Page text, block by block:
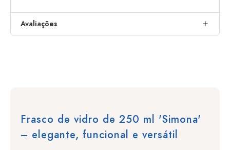
Avaliações
Frasco de vidro de 250 ml 'Simona'
– elegante, funcional e versátil